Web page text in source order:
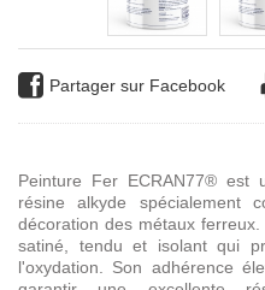
Partager sur Facebook
Peinture Fer ECRAN77®
résine alkyde spécialement
décoration des métaux ferreux.
satiné, tendu et isolant qui
l'oxydation. Son adhérence